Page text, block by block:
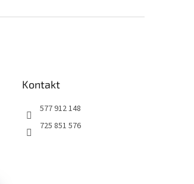
Kontakt
577 912 148
725 851 576